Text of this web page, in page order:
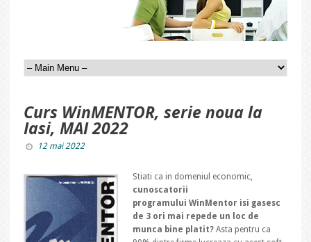
Curs WinMENTOR, serie noua la
Iasi, MAI 2022
12 mai 2022
Stiati ca in domeniul economic,
cunoscatorii
programului WinMentor isi gasesc
de 3 ori mai repede un loc de
munca bine platit? Asta pentru ca